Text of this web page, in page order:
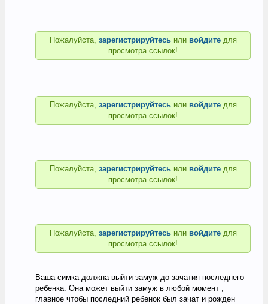
Пожалуйста, зарегистрируйтесьили войдите для
просмотра ссылок!
Пожалуйста, зарегистрируйтесьили войдите для
просмотра ссылок!
Пожалуйста, зарегистрируйтесьили войдите для
просмотра ссылок!
Пожалуйста, зарегистрируйтесьили войдите для
просмотра ссылок!
Ваша симка должна выйти замуж до зачатия последнего
ребенка. Она может выйти замуж в любой момент ,
главное чтобы последний ребенок был зачат и рожден